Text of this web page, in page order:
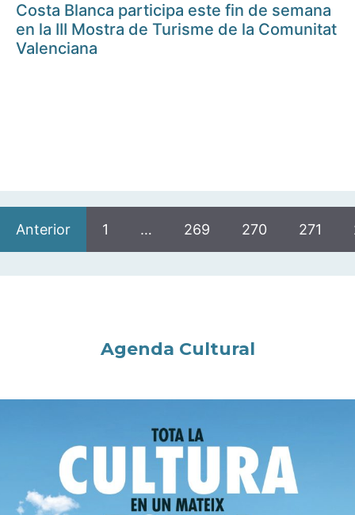
Costa Blanca participa este fin de semana
en la III Mostra de Turisme de la Comunitat
Valenciana
Anterior 1 … 269 270 271
Agenda Cultural